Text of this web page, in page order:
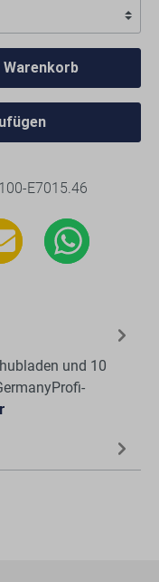
Warenkorb
E7015.46
und 10